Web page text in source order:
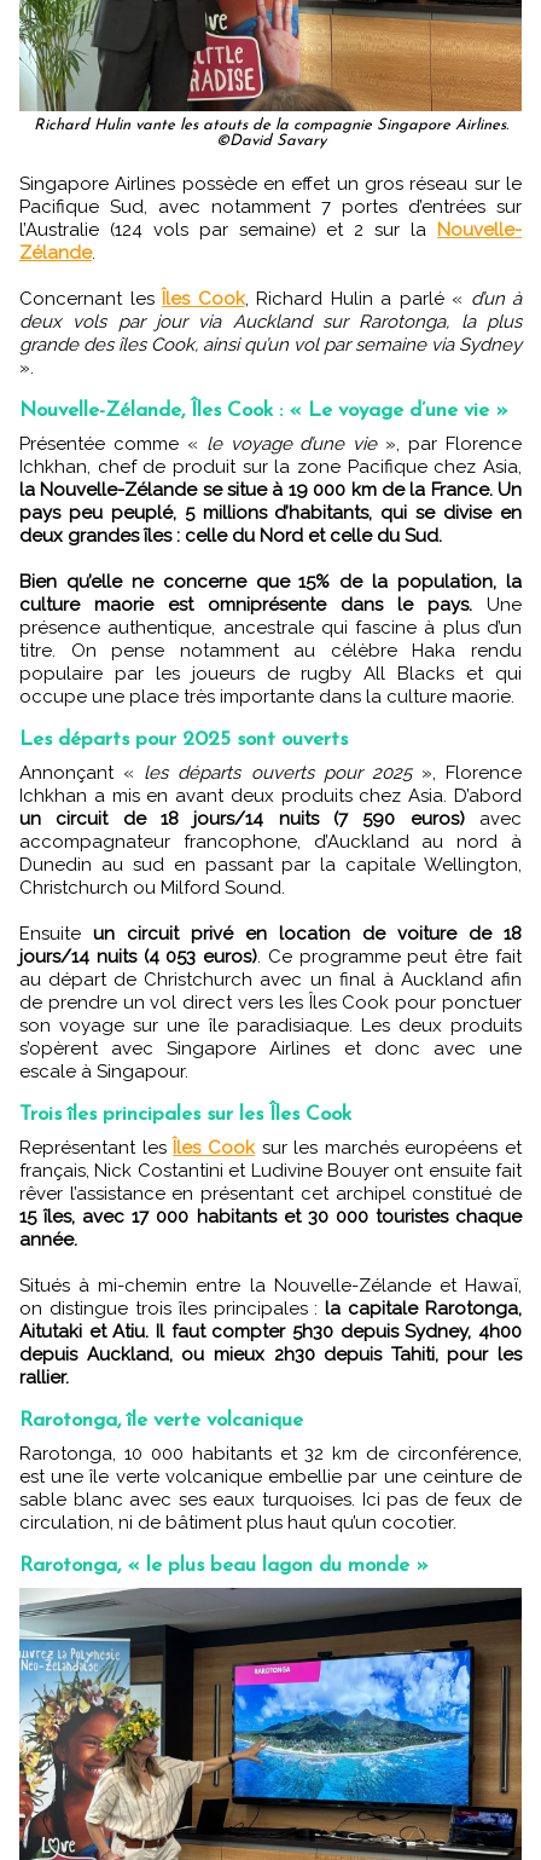
Richard Hulin vante les atouts de la compagnie Singapore Airlines.
©David Savary
Singapore Airlines possède en effet un gros réseau sur le
Pacifique Sud, avec notamment 7 portes d’entrées sur
l’Australie (124 vols par semaine) et 2 sur la Nouvelle-
Zélande.
Concernant les Îles Cook, Richard Hulin a parlé « d’un à
deux vols par jour via Auckland sur Rarotonga, la plus
grande des îles Cook, ainsi qu’un vol par semaine via Sydney
».
Nouvelle-Zélande, Îles Cook : « Le voyage d’une vie »
Présentée comme « le voyage d’une vie», par Florence
Ichkhan, chef de produit sur la zone Pacifique chez Asia,
la Nouvelle-Zélande se situe à 19 000 km de la France. Un
pays peu peuplé, 5 millions d’habitants, qui se divise en
deux grandes îles : celle du Nord et celle du Sud.
Bien qu’elle ne concerne que 15% de la population, la
culture maorie est omniprésente dans le pays. Une
présence authentique, ancestrale qui fascine à plus d’un
titre. On pense notamment au célèbre Haka rendu
populaire par les joueurs de rugby All Blacks et qui
occupe une place très importante dans la culture maorie.
Les départs pour 2025 sont ouverts
Annonçant « les départs ouverts pour 2025», Florence
Ichkhan a mis en avant deux produits chez Asia. D’abord
un circuit de 18 jours/14 nuits (7 590 euros)avec
accompagnateur francophone, d’Auckland au nord à
Dunedin au sud en passant par la capitale Wellington,
Christchurch ou Milford Sound.
Ensuite un circuit privé en location de voiture de 18
jours/14 nuits (4 053 euros) . Ce programme peut être fait
au départ de Christchurch avec un final à Auckland afin
de prendre un vol direct vers les Îles Cook pour ponctuer
son voyage sur une île paradisiaque. Les deux produits
s’opèrent avec Singapore Airlines et donc avec une
escale à Singapour.
Trois îles principales sur les Îles Cook
Représentant les Îles Cooksur les marchés européens et
français, Nick Costantini et Ludivine Bouyer ont ensuite fait
rêver l’assistance en présentant cet archipel constitué de
15 îles, avec 17 000 habitants et 30 000 touristes chaque
année.
Situés à mi-chemin entre la Nouvelle-Zélande et Hawaï,
on distingue trois îles principales : la capitale Rarotonga,
Aitutaki et Atiu. Il faut compter 5h30 depuis Sydney, 4h00
depuis Auckland, ou mieux 2h30 depuis Tahiti, pour les
rallier.
Rarotonga, île verte volcanique
Rarotonga, 10 000 habitants et 32 km de circonférence,
est une île verte volcanique embellie par une ceinture de
sable blanc avec ses eaux turquoises. Ici pas de feux de
circulation, ni de bâtiment plus haut qu’un cocotier.
Rarotonga, « le plus beau lagon du monde »